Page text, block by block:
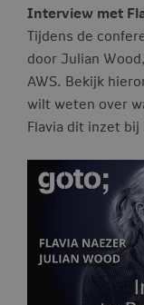
Interview met
Tijdens de
door Julian
AWS. Bekijk
wilt weten over
Flavia dit inzet bij